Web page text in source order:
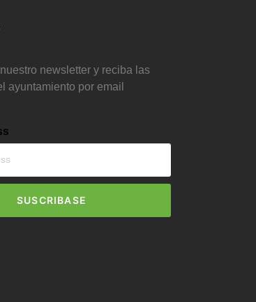
newsletter y reciba las
ayuntamiento por email
SUSCRIBASE